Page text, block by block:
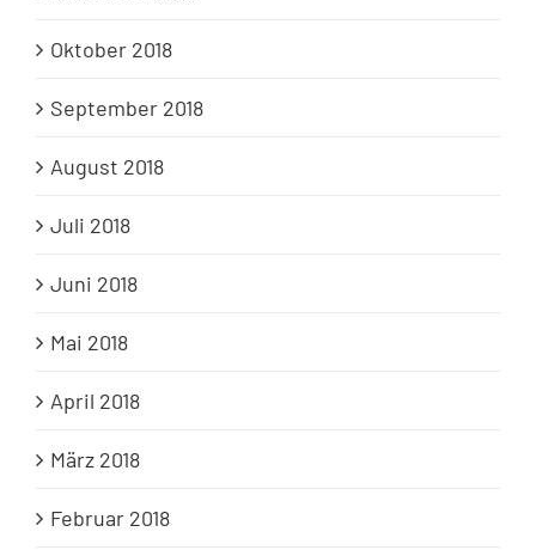
Oktober 2018
September 2018
August 2018
Juli 2018
Juni 2018
Mai 2018
April 2018
März 2018
Februar 2018